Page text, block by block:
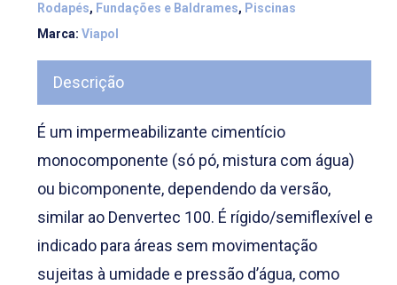
Rodapés, Fundações e Baldrames, Piscinas
Marca: Viapol
Descrição
É um impermeabilizante cimentício
monocomponente (só pó, mistura com água)
ou bicomponente, dependendo da versão,
similar ao Denvertec 100. É rígido/semiflexível e
indicado para áreas sem movimentação
sujeitas à umidade e pressão d’água, como